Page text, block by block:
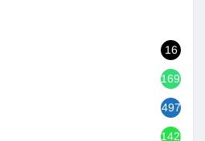
16
1692
497
1420